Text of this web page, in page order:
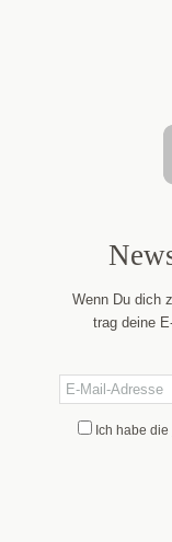
Wenn Du dich
trag deine
Ich habe die